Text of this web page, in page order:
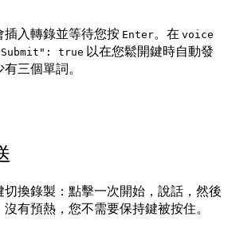
入轉錄並等待您按 Enter。在 voice
true 以在您鬆開鍵時自動發
三個單詞。
換錄製：點擊一次開始，說話，然後
有預熱，您不需要保持鍵被按住。